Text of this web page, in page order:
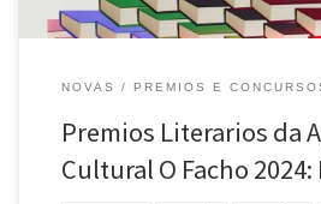
NOVAS PREMIOS E
Premios Literarios da
Cultural O Facho